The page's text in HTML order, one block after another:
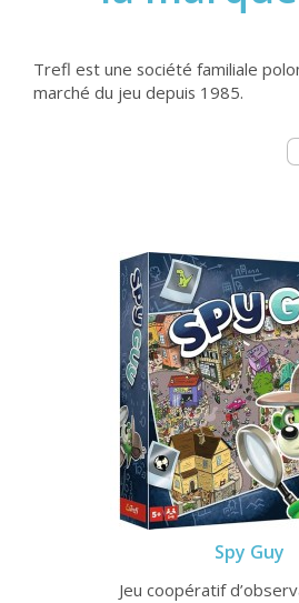
Trefl est une société familiale
marché du jeu depuis 1985.
Spy Guy
Jeu coopératif